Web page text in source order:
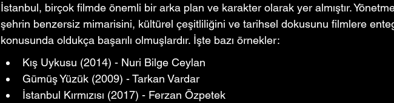
İstanbul, birçok filmde önemli bir arka plan ve karakter olarak yer almıştır.
şehrin benzersiz mimarisini, kültürel çeşitliliğini ve tarihsel dokusunu filmlere
konusunda oldukça başarılı olmuşlardır. İşte bazı örnekler:
Kış Uykusu (2014) - Nuri Bilge Ceylan
Gümüş Yüzük (2009) - Tarkan Vardar
İstanbul Kırmızısı (2017) - Ferzan Özpetek